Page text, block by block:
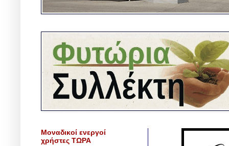
Μοναδικοί ενεργοί
χρήστες ΤΩΡΑ